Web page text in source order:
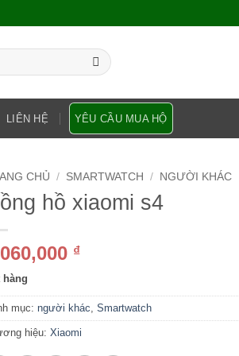
LIÊN HỆ YÊU CẦU MUA HỘ
CHỦ / SMARTWATCH / NGƯỜI KHÁC
hồ xiaomi s4
₫
hàng
mục: người khác, Smartwatch
hiệu: Xiaomi